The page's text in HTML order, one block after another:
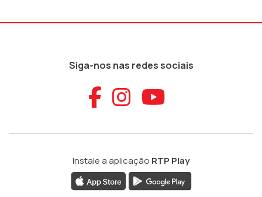
Siga-nos nas redes sociais
Aceder ao
Aceder ao
Aceder
Instale a aplicação RTP Play